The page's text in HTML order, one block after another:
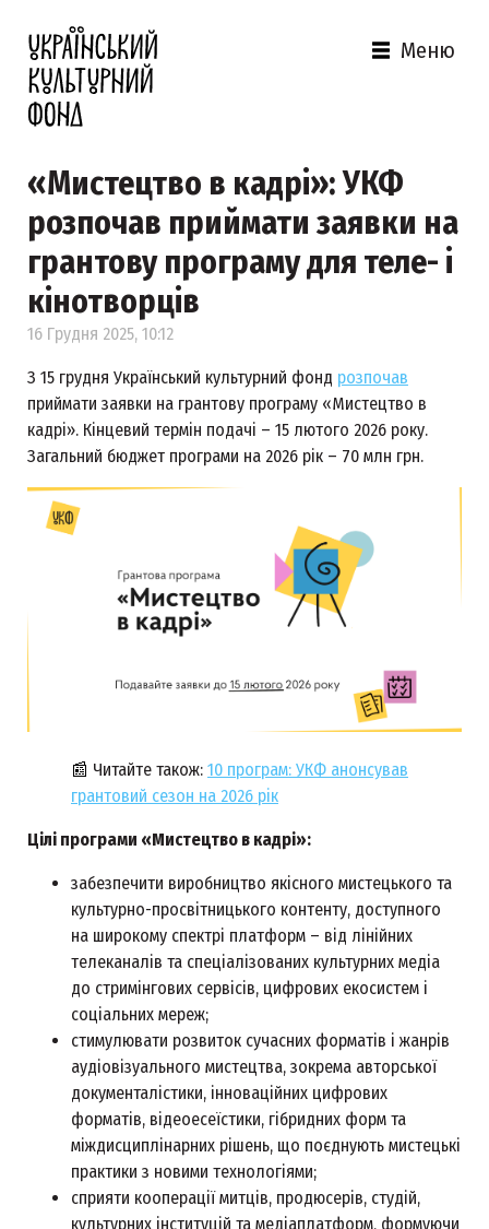
Меню
«Мистецтво в кадрі»: УКФ
розпочав приймати заявки на
грантову програму для теле- і
кінотворців
16 Грудня 2025, 10:12
З 15 грудня Український культурний фонд розпочав
приймати заявки на грантову програму «Мистецтво в
кадрі». Кінцевий термін подачі – 15 лютого 2026 року.
Загальний бюджет програми на 2026 рік – 70 млн грн.
📰 Читайте також: 10 програм: УКФ анонсував
грантовий сезон на 2026 рік
Цілі програми «Мистецтво в кадрі»:
забезпечити виробництво якісного мистецького та
культурно-просвітницького контенту, доступного
на широкому спектрі платформ – від лінійних
телеканалів та спеціалізованих культурних медіа
до стримінгових сервісів, цифрових екосистем і
соціальних мереж;
стимулювати розвиток сучасних форматів і жанрів
аудіовізуального мистецтва, зокрема авторської
документалістики, інноваційних цифрових
форматів, відеоесеїстики, гібридних форм та
міждисциплінарних рішень, що поєднують мистецькі
практики з новими технологіями;
сприяти кооперації митців, продюсерів, студій,
культурних інституцій та медіаплатформ, формуючи